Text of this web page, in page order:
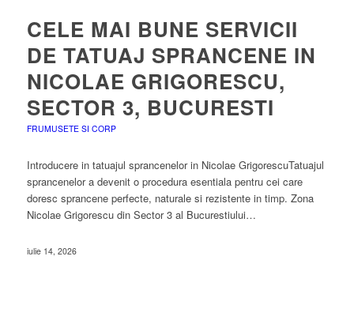
CELE MAI BUNE SERVICII
DE TATUAJ SPRANCENE IN
NICOLAE GRIGORESCU,
SECTOR 3, BUCURESTI
FRUMUSETE SI CORP
Introducere in tatuajul sprancenelor in Nicolae GrigorescuTatuajul
sprancenelor a devenit o procedura esentiala pentru cei care
doresc sprancene perfecte, naturale si rezistente in timp. Zona
Nicolae Grigorescu din Sector 3 al Bucurestiului…
iulie 14, 2026